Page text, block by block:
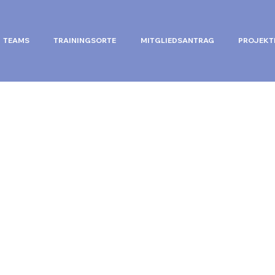
TEAMS TRAININGSORTE MITGLIEDSANTRAG